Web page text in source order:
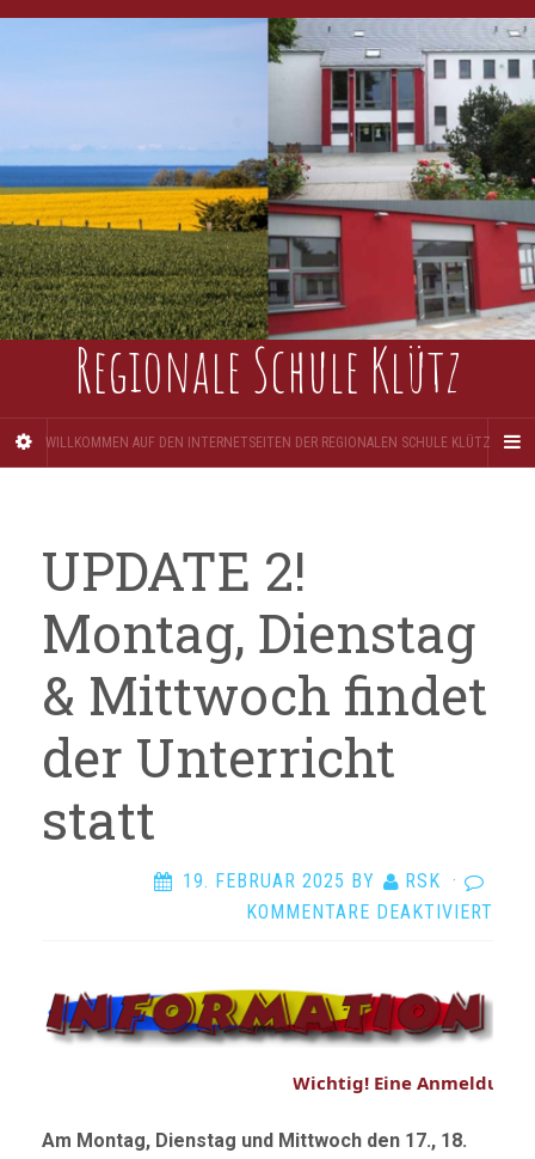
Regionale Schule Klütz
WILLKOMMEN AUF DEN INTERNETSEITEN DER REGIONALEN SCHULE KLÜTZ
UPDATE 2!
Montag, Dienstag
& Mittwoch findet
der Unterricht
statt
19. FEBRUAR 2025 BY RSK ·
KOMMENTARE DEAKTIVIERT
Wichtig! Eine Anmeldung,
Am Montag, Dienstag und Mittwoch den 17., 18.